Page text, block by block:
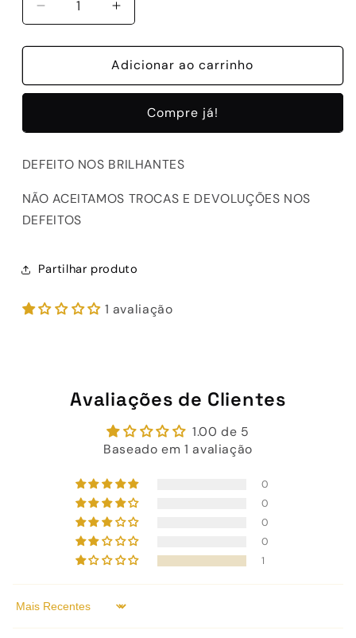
Diminuir
a
quantidade
D-
GOLD
Aumentar
a
quantidade
de
D-
GOLD
Adicionar ao carrinho
Compre já!
DEFEITO NOS BRILHANTES
NÃO ACEITAMOS TROCAS E DEVOLUÇÕES NOS
DEFEITOS
Partilhar produto
1 avaliação
Avaliações de Clientes
1.00 de 5
Baseado em 1 avaliação
0
0
0
0
1
Sort by